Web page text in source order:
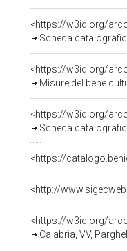
<https://w3id.org/
Scheda
<https://w3id.org/
Misure del bene
<https://w3id.org/
Scheda
<https://
<http://
<https://w3id.org/
Calabria, VV,